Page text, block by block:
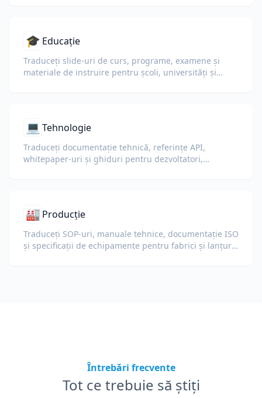
🎓 Educație
Traduceți slide-uri de curs, programe, examene și
materiale de instruire pentru școli, universități și
💻 Tehnologie
Traduceți documentație tehnică, referințe API,
whitepaper-uri și ghiduri pentru dezvoltatori,
🏭 Producție
Traduceți SOP-uri, manuale tehnice, documentație ISO
și specificații de echipamente pentru fabrici și lanțuri
Întrebări frecvente
Tot ce trebuie să știți